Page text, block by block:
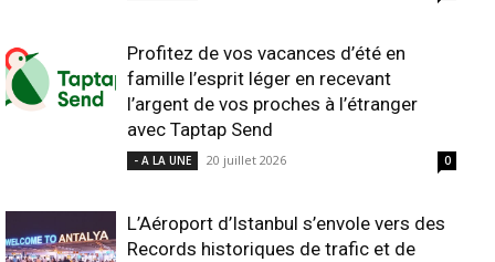
Profitez de vos vacances d’été en
famille l’esprit léger en recevant
l’argent de vos proches à l’étranger
avec Taptap Send
- A LA UNE 20 juillet 2026 0
L’Aéroport d’Istanbul s’envole vers des
Records historiques de trafic et de